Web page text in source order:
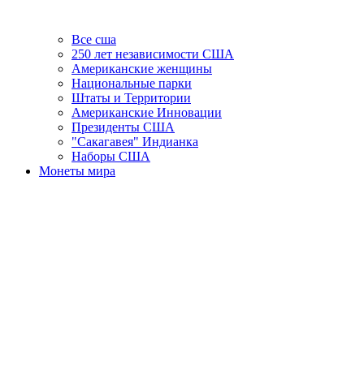
Все сша
250 лет независимости США
Американские женщины
Национальные парки
Штаты и Территории
Американские Инновации
Президенты США
"Сакагавея" Индианка
Наборы США
Монеты мира